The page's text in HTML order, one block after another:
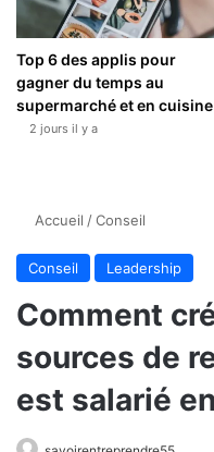
Top 6 des applis pour
gagner du temps au
supermarché et en cuisine
2 jours il y a